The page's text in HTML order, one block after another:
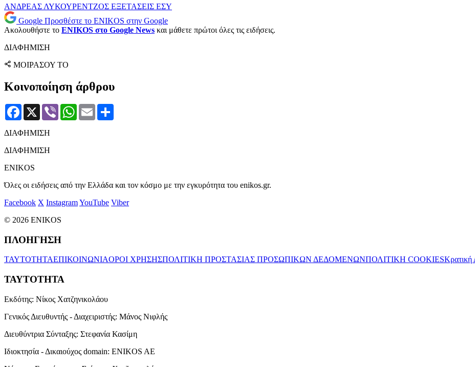
ΑΝΔΡΕΑΣ ΛΥΚΟΥΡΕΝΤΖΟΣ ΕΞΕΤΑΣΕΙΣ ΕΣΥ
Google Προσθέστε το ENIKOS στην Google
Ακολουθήστε το ENIKOS στο Google News και μάθετε πρώτοι όλες τις ειδήσεις.
ΔΙΑΦΗΜΙΣΗ
ΜΟΙΡΑΣΟΥ ΤΟ
Κοινοποίηση άρθρου
Facebook
X Viber WhatsApp
Email
ΔΙΑΦΗΜΙΣΗ
ΔΙΑΦΗΜΙΣΗ
ENIKOS
Όλες οι ειδήσεις από την Ελλάδα και τον κόσμο με την εγκυρότητα του enikos.gr.
Facebook X InstagramYouTube Viber
© 2026 ENIKOS
ΠΛΟΗΓΗΣΗ
ΤΑΥΤΟΤΗΤΑΕΠΙΚΟΙΝΩΝΙΑΟΡΟΙ ΧΡΗΣΗΣΠΟΛΙΤΙΚΗ ΠΡΟΣΤΑΣΙΑΣ ΠΡΟΣΩΠΙΚΩΝ ΔΕΔΟΜΕΝΩΝΠΟΛΙΤΙΚΗ COOKIESΚρατική
ΤΑΥΤΟΤΗΤΑ
Εκδότης: Νίκος Χατζηνικολάου
Γενικός Διευθυντής - Διαχειριστής: Μάνος Νιφλής
Διευθύντρια Σύνταξης: Στεφανία Κασίμη
Ιδιοκτησία - Δικαιούχος domain: ENIKOS AE